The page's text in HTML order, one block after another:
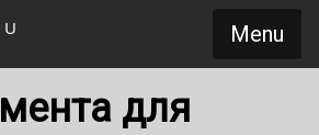
Menu
для